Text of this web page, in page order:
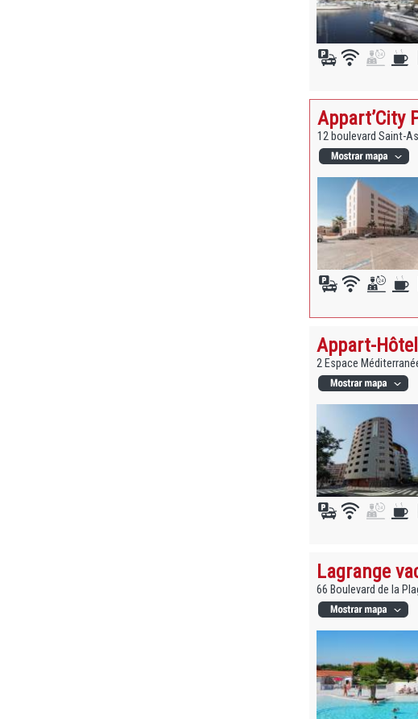
Appart’City
12 boulevard Saint-
Appart-
2 Espace
Lagrange
66 Boulevard de la